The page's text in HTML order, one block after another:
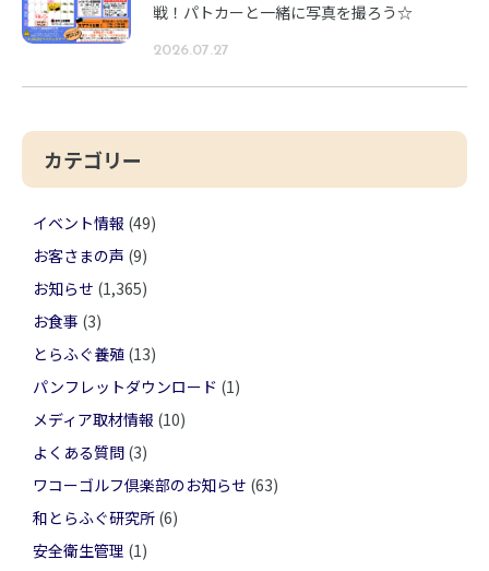
戦！パトカーと一緒に写真を撮ろう☆
2026.07.27
カテゴリー
イベント情報 (49)
お客さまの声 (9)
お知らせ (1,365)
お食事 (3)
とらふぐ養殖 (13)
パンフレットダウンロード (1)
メディア取材情報 (10)
よくある質問 (3)
ワコーゴルフ倶楽部のお知らせ (63)
和とらふぐ研究所 (6)
安全衛生管理 (1)